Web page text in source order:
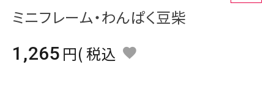
ACCOUNT MENU
meeting_room ログイン person 会員登録
ミニフレーム・わんぱく豆柴
1,265
税込